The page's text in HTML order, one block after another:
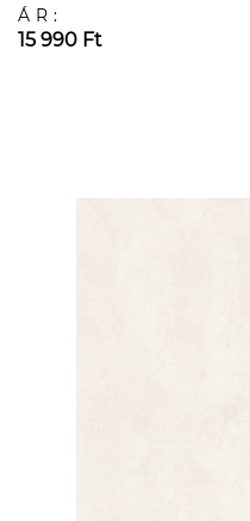
ÁR:
15 990 Ft